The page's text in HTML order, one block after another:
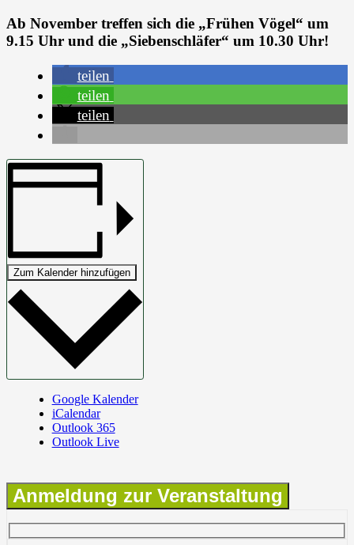
Ab November treffen sich die „Frühen Vögel“ um
9.15 Uhr und die „Siebenschläfer“ um 10.30 Uhr!
teilen
teilen
teilen
Zum Kalender hinzufügen
Google Kalender
iCalendar
Outlook 365
Outlook Live
Anmeldung zur Veranstaltung